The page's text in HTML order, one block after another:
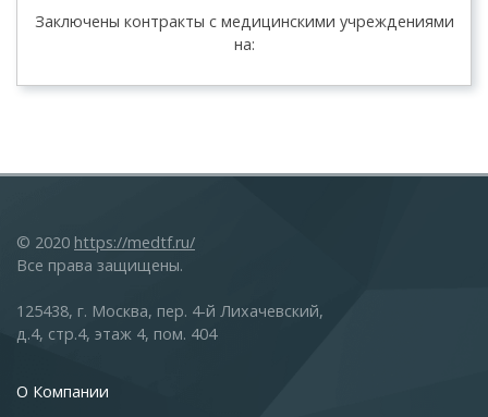
Заключены контракты c медицинскими учреждениями
на:
© 2020 https://medtf.ru/
Все права защищены.
125438, г. Москва, пер. 4-й Лихачевский,
д.4, стр.4, этаж 4, пом. 404
О Компании